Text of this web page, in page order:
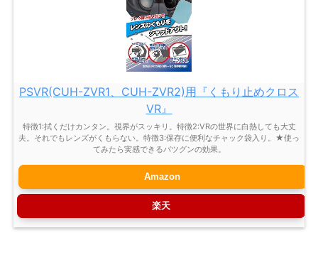
PSVR(CUH-ZVR1、CUH-ZVR2)用『くもり止めクロス
VR』
特徴1:拭くだけカンタン。視界がスッキリ。特徴2:VRの世界に白熱しても大丈
夫。それでもレンズがくもらない。特徴3:保存に便利なチャック袋入り。★使っ
てみたら実感できるバツグンの効果。
Amazon
楽天